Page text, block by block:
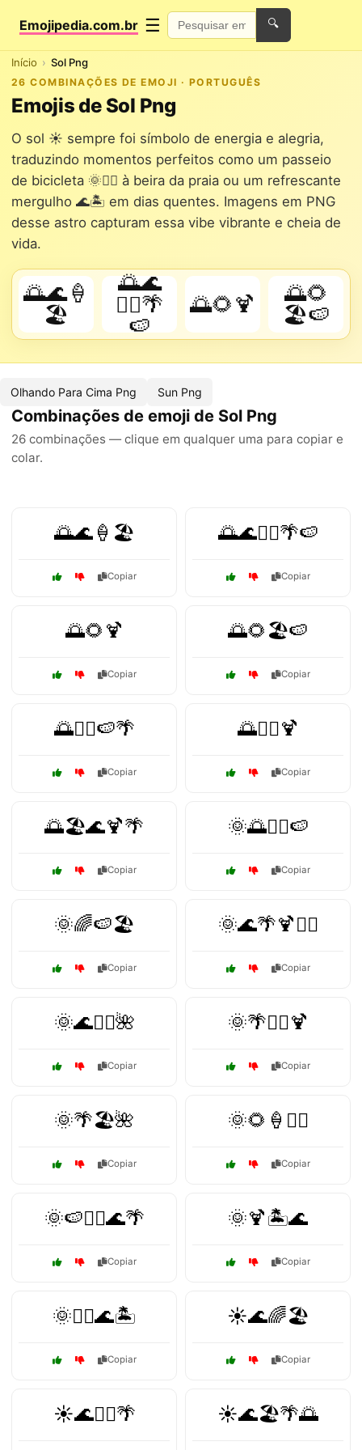
Emojipedia.com.br ☰ 🔍
Início Sol Png
26 COMBINAÇÕES DE EMOJI · PORTUGUÊS
Emojis de Sol Png
O sol ☀️ sempre foi símbolo de energia e alegria,
traduzindo momentos perfeitos como um passeio
de bicicleta 🌞🚴‍♀️ à beira da praia ou um refrescante
mergulho 🌊🏝️ em dias quentes. Imagens em PNG
desse astro capturam essa vibe vibrante e cheia de
vida.
🌅🌊🍦
🏖️
🌅🌊
🏄‍♂️🌴
🍉
🌅🌻🍹
🌅🌻
🏖️🍉
Olhando Para Cima Png Sun Png
Combinações de emoji de Sol Png
26 combinações — clique em qualquer uma para copiar e
colar.
🌅🌊🍦🏖️
Copiar
🌅🌊🏄‍♂️🌴🍉
Copiar
🌅🌻🍹
Copiar
🌅🌻🏖️🍉
Copiar
🌅🏄‍♀️🍉🌴
Copiar
🌅🏄‍♀️🍹
Copiar
🌅🏖️🌊🍹🌴
Copiar
🌞🌅🏄‍♂️🍉
Copiar
🌞🌈🍉🏖️
Copiar
🌞🌊🌴🍹🏄‍♀️
Copiar
🌞🌊🏄‍♀️🌺
Copiar
🌞🌴🏄‍♂️🍹
Copiar
🌞🌴🏖️🌺
Copiar
🌞🌻🍦🏄‍♀️
Copiar
🌞🍉🏄‍♂️🌊🌴
Copiar
🌞🍹🏝️🌊
Copiar
🌞🚴‍♀️🌊🏝️
Copiar
☀️🌊🌈🏖️
Copiar
☀️🌊🏄‍♂️🌴 ☀️🌊🏖️🌴🌅